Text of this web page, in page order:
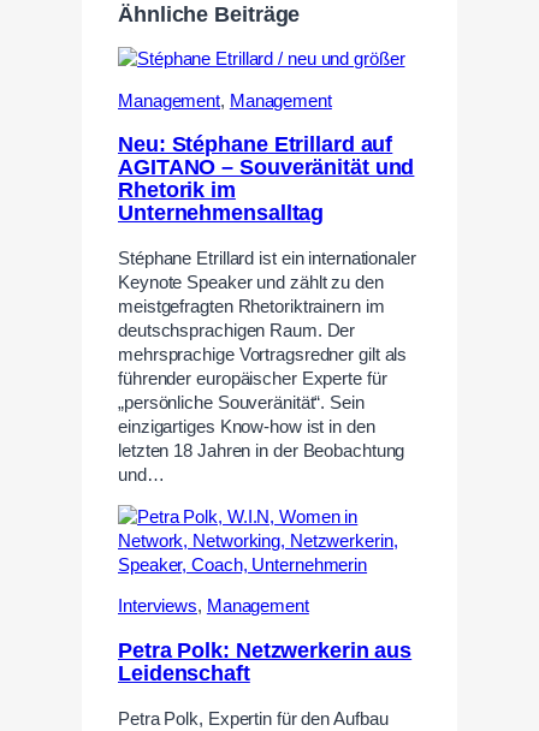
Ähnliche Beiträge
Management, Management
Neu: Stéphane Etrillard auf
AGITANO – Souveränität und
Rhetorik im
Unternehmensalltag
Stéphane Etrillard ist ein internationaler
Keynote Speaker und zählt zu den
meistgefragten Rhetoriktrainern im
deutschsprachigen Raum. Der
mehrsprachige Vortragsredner gilt als
führender europäischer Experte für
„persönliche Souveränität“. Sein
einzigartiges Know-how ist in den
letzten 18 Jahren in der Beobachtung
und…
Interviews, Management
Petra Polk: Netzwerkerin aus
Leidenschaft
Petra Polk, Expertin für den Aufbau